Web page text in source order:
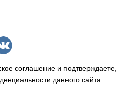
соглашение и подтверждаете,
данного сайта